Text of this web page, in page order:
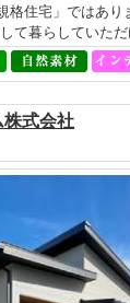
格住宅」ではあ
て暮らしていた
株式会社